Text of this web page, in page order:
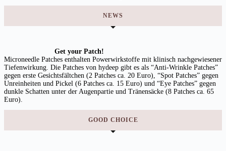
NEWS
Get your Patch!
Microneedle Patches enthalten Powerwirkstoffe mit klinisch nachgewiesener
Tiefenwirkung. Die Patches von hydeep gibt es als “Anti-Wrinkle Patches”
gegen erste Gesichtsfältchen (2 Patches ca. 20 Euro), “Spot Patches” gegen
Unreinheiten und Pickel (6 Patches ca. 15 Euro) und “Eye Patches” gegen
dunkle Schatten unter der Augenpartie und Tränensäcke (8 Patches ca. 65
Euro).
GOOD CHOICE